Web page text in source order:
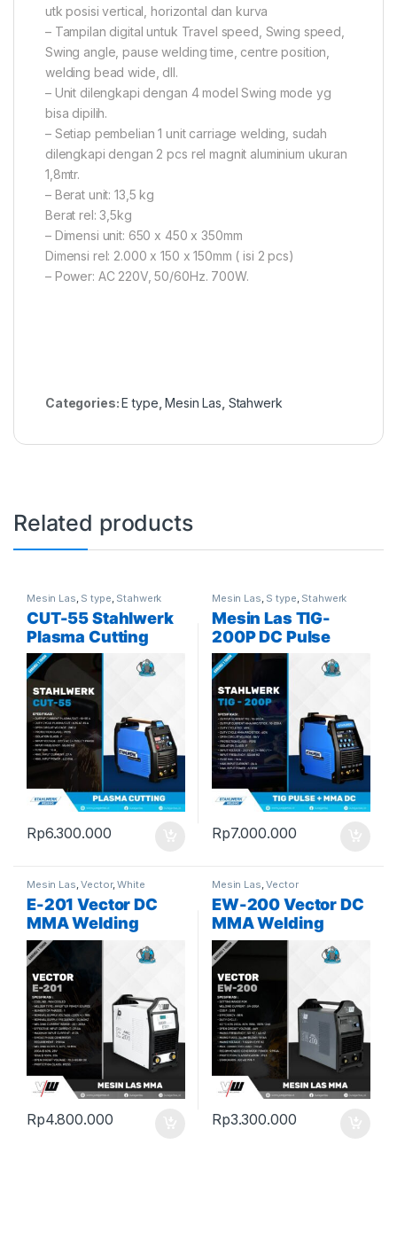
utk posisi vertical, horizontal dan kurva
– Tampilan digital untuk Travel speed, Swing speed,
Swing angle, pause welding time, centre position,
welding bead wide, dll.
– Unit dilengkapi dengan 4 model Swing mode yg
bisa dipilih.
– Setiap pembelian 1 unit carriage welding, sudah
dilengkapi dengan 2 pcs rel magnit aluminium ukuran
1,8mtr.
– Berat unit: 13,5 kg
Berat rel: 3,5kg
– Dimensi unit: 650 x 450 x 350mm
Dimensi rel: 2.000 x 150 x 150mm ( isi 2 pcs)
– Power: AC 220V, 50/60Hz. 700W.
Categories:E type ,Mesin Las Stahwerk
Related products
Mesin Las, S type, Stahwerk
CUT-55 Stahlwerk
Plasma Cutting
Machine
Rp6.300.000
Mesin Las, S type, Stahwerk
Mesin Las TIG-
200P DC Pulse
Stahlwerk
Rp7.000.000
Mesin Las,Vector,White
E-201 Vector DC
MMA Welding
Machine
Rp4.800.000
Mesin Las,Vector
EW-200 Vector DC
MMA Welding
Machine
Rp3.300.000